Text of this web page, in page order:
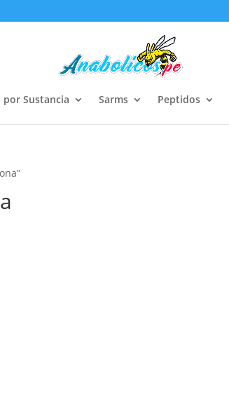
por Sustancia Sarms Peptidos